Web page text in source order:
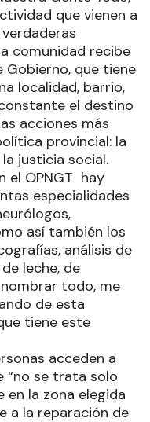
que vienen a
comunidad recibe
que tiene
localidad, barrio,
el destino
acciones más
provincial: la
justicia social.
el OPNGT hay
especialidades
así también los
análisis de
leche, de
todo, me
de esta
tiene este
acceden a
“no se trata solo
en la zona elegida
a la reparación de